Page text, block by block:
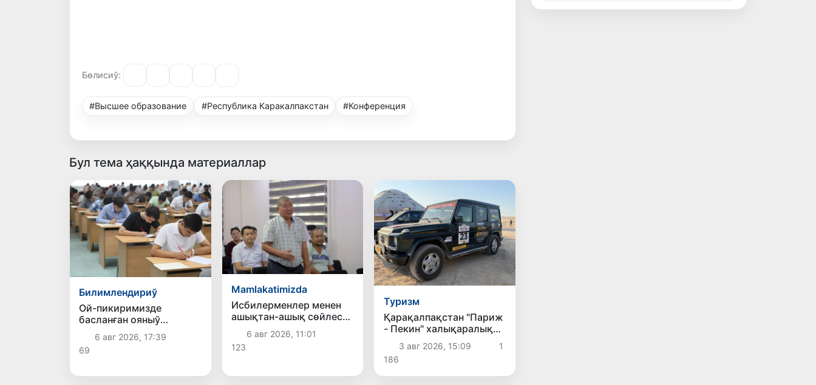
Бөлисиў:
#Высшее образование #Республика Каракалпакстан #Конференция
Бул тема ҳаққында материаллар
Билимлендириў
Ой-пикиримизде
басланған ояныў
жоқары шеклерге
жетеклеп атыр
6 авг 2026, 17:39
69
Mamlakatimizda
Исбилерменлер менен
ашықтан-ашық сөйлесиў
өткерилди
6 авг 2026, 11:01
123
Туризм
Қарақалпақстан "Париж
- Пекин" халықаралық
авторалли
қатнасыўшыларын
қабыллады
3 авг 2026, 15:09
1
186